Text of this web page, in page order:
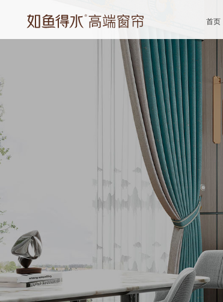
首页